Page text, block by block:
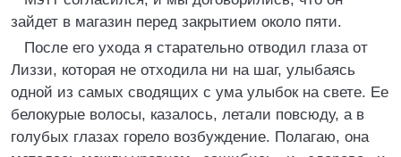
зайдет в магазин перед закрытием около пяти.
После его ухода я старательно отводил глаза от
Лиззи, которая не отходила ни на шаг, улыбаясь
одной из самых сводящих с ума улыбок на свете. Ее
белокурые волосы, казалось, летали повсюду, а в
голубых глазах горело возбуждение. Полагаю, она